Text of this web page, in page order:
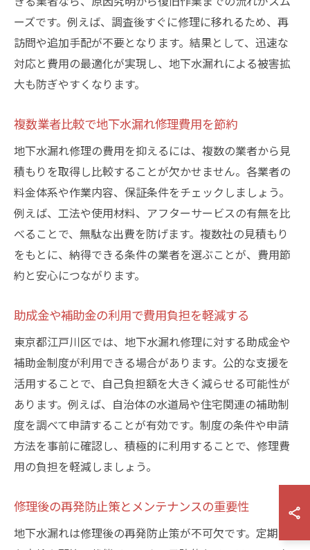
ーズです。例えば、調査後すぐに修理に移れるため、再
訪問や追加手配が不要となります。結果として、迅速な
対応と費用の最適化が実現し、地下水漏れによる被害拡
大も防ぎやすくなります。
複数業者比較で地下水漏れ修理費用を節約
地下水漏れ修理の費用を抑えるには、複数の業者から見
積もりを取得し比較することが欠かせません。各業者の
料金体系や作業内容、保証条件をチェックしましょう。
例えば、工法や使用材料、アフターサービスの有無を比
べることで、無駄な出費を防げます。複数社の見積もり
をもとに、納得できる条件の業者を選ぶことが、費用節
約と安心につながります。
助成金や補助金の利用で費用負担を軽減する
東京都江戸川区では、地下水漏れ修理に対する助成金や
補助金制度が利用できる場合があります。公的な支援を
活用することで、自己負担額を大きく減らせる可能性が
あります。例えば、自治体の水道局や住宅関連の補助制
度を調べて申請することが有効です。制度の条件や申請
方法を事前に確認し、積極的に利用することで、修理費
用の負担を軽減しましょう。
修理後の再発防止策とメンテナンスの重要性
地下水漏れは修理後の再発防止策が不可欠です。定期的